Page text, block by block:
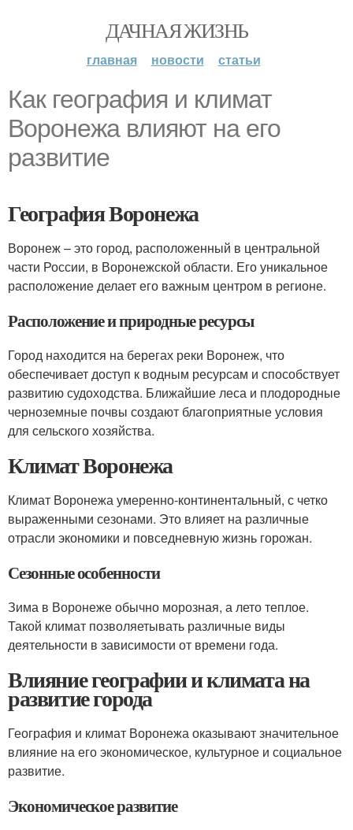
ДАЧНАЯ ЖИЗНЬ
главная новости статьи
Как география и климат
Воронежа влияют на его
развитие
География Воронежа
Воронеж – это город, расположенный в центральной
части России, в Воронежской области. Его уникальное
расположение делает его важным центром в регионе.
Расположение и природные ресурсы
Город находится на берегах реки Воронеж, что
обеспечивает доступ к водным ресурсам и способствует
развитию судоходства. Ближайшие леса и плодородные
черноземные почвы создают благоприятные условия
для сельского хозяйства.
Климат Воронежа
Климат Воронежа умеренно-континентальный, с четко
выраженными сезонами. Это влияет на различные
отрасли экономики и повседневную жизнь горожан.
Сезонные особенности
Зима в Воронеже обычно морозная, а лето теплое.
Такой климат позволяетывать различные виды
деятельности в зависимости от времени года.
Влияние географии и климата на
развитие города
География и климат Воронежа оказывают значительное
влияние на его экономическое, культурное и социальное
развитие.
Экономическое развитие